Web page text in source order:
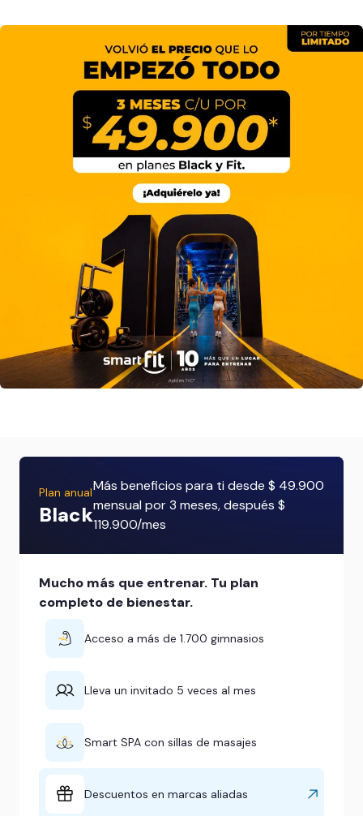
Plan anual
Black
Más beneficios para ti desde $ 49.900
mensual por 3 meses, después $
119.900/mes
Mucho más que entrenar. Tu plan
completo de bienestar.
Acceso a más de 1.700 gimnasios
Lleva un invitado 5 veces al mes
Smart SPA con sillas de masajes
Descuentos en marcas aliadas